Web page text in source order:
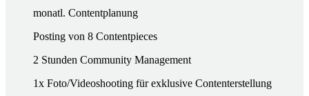
monatl. Contentplanung
Posting von 8 Contentpieces
2 Stunden Community Management
1x Foto/Videoshooting für exklusive Contenterstellung